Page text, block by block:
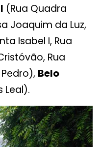
(Rua Quadra
Joaquim da Luz,
Isabel I, Rua
Rua
Belo
Leal).